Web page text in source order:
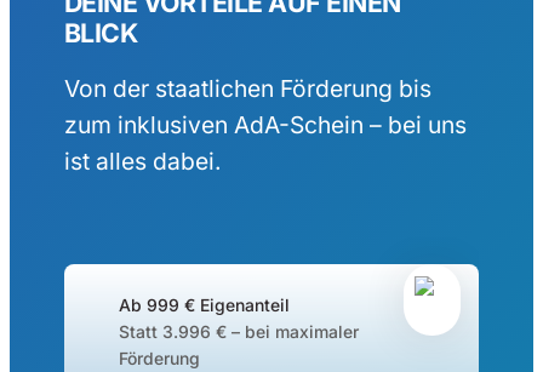
BLICK
Von der staatlichen Förderung bis
zum inklusiven AdA-Schein – bei uns
ist alles dabei.
Ab 999 € Eigenanteil
Statt 3.996 € – bei maximaler
Förderung